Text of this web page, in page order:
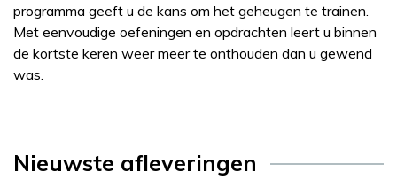
programma geeft u de kans om het geheugen te trainen.
Met eenvoudige oefeningen en opdrachten leert u binnen
de kortste keren weer meer te onthouden dan u gewend
was.
Nieuwste afleveringen